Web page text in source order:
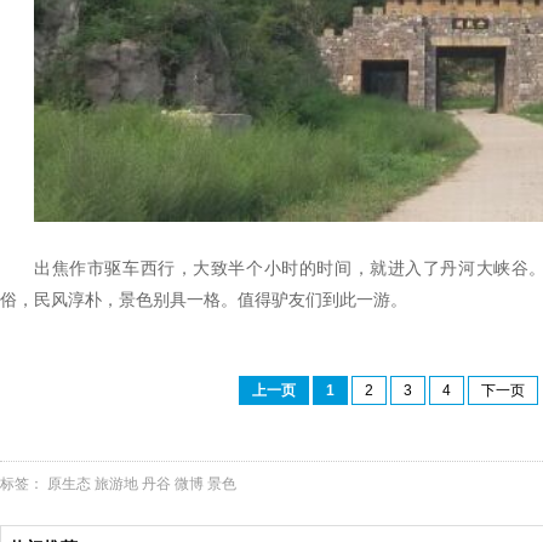
出焦作市驱车西行，大致半个小时的时间，就进入了丹河大峡谷
俗，民风淳朴，景色别具一格。值得驴友们到此一游。
上一页 1 2 3 4 下一页
标签： 原生态 旅游地 丹谷 微博 景色